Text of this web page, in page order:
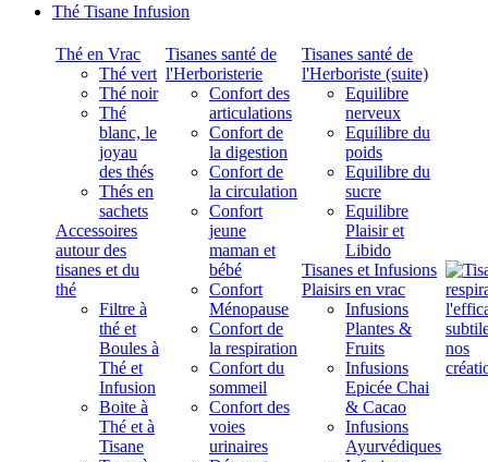
Thé Tisane Infusion
Thé en Vrac
Thé vert
Thé noir
Thé
blanc, le
joyau
des thés
Thés en
sachets
Accessoires
autour des
tisanes et du
thé
Filtre à
thé et
Boules à
Thé et
Infusion
Boite à
Thé et à
Tisane
Tisanes santé de
l'Herboristerie
Confort des
articulations
Confort de
la digestion
Confort de
la circulation
Confort
jeune
maman et
bébé
Confort
Ménopause
Confort de
la respiration
Confort du
sommeil
Confort des
voies
urinaires
Tisanes santé de
l'Herboriste (suite)
Equilibre
nerveux
Equilibre du
poids
Equilibre du
sucre
Equilibre
Plaisir et
Libido
Tisanes et Infusions
Plaisirs en vrac
Infusions
Plantes &
Fruits
Infusions
Epicée Chai
& Cacao
Infusions
Ayurvédiques